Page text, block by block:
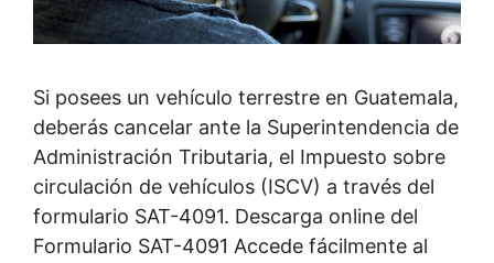
Si posees un vehículo terrestre en Guatemala,
deberás cancelar ante la Superintendencia de
Administración Tributaria, el Impuesto sobre
circulación de vehículos (ISCV) a través del
formulario SAT-4091. Descarga online del
Formulario SAT-4091 Accede fácilmente al